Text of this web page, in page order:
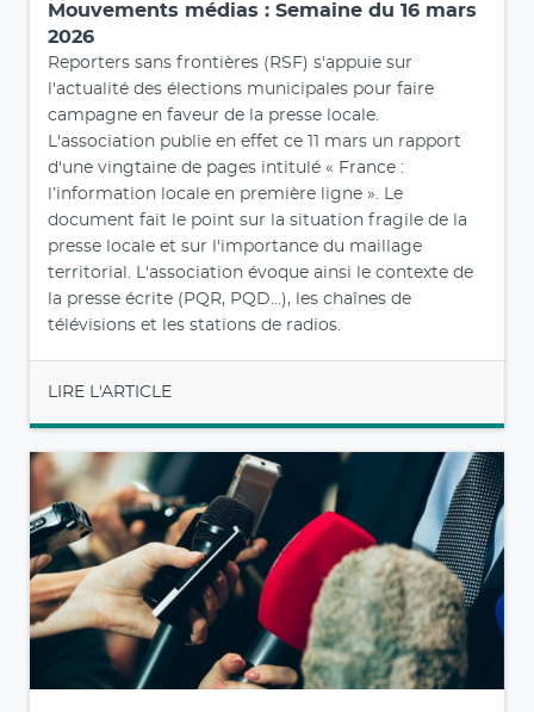
Mouvements médias : Semaine du 16 mars
2026
Reporters sans frontières (RSF) s'appuie sur
l'actualité des élections municipales pour faire
campagne en faveur de la presse locale.
L'association publie en effet ce 11 mars un rapport
d'une vingtaine de pages intitulé « France :
l’information locale en première ligne ». Le
document fait le point sur la situation fragile de la
presse locale et sur l'importance du maillage
territorial. L'association évoque ainsi le contexte de
la presse écrite (PQR, PQD...), les chaînes de
télévisions et les stations de radios.
LIRE L'ARTICLE